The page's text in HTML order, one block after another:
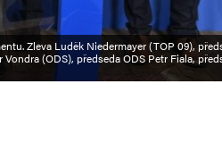
Zleva Luděk Niedermayer (TOP 09),
(ODS), předseda ODS Petr Fiala,